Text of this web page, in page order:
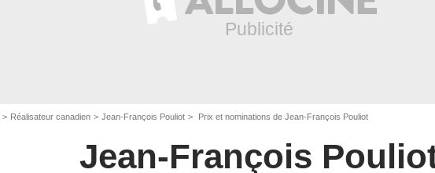
Réalisateur canadien Jean-François Pouliot Prix et nominations de Jean-François Pouliot
Jean-François